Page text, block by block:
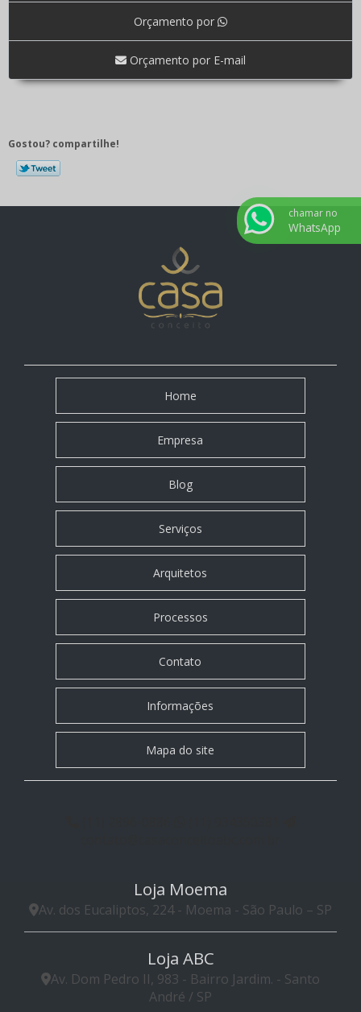
Orçamento por
Orçamento por E-mail
Gostou? compartilhe!
Home
Empresa
Blog
Serviços
Arquitetos
Processos
Contato
Informações
Mapa do site
Loja Moema
Av. dos Eucaliptos, 224 - Moema - São Paulo – SP
Loja ABC
Av. Dom Pedro II, 983 - Bairro Jardim. - Santo
André / SP
chamar no
WhatsApp